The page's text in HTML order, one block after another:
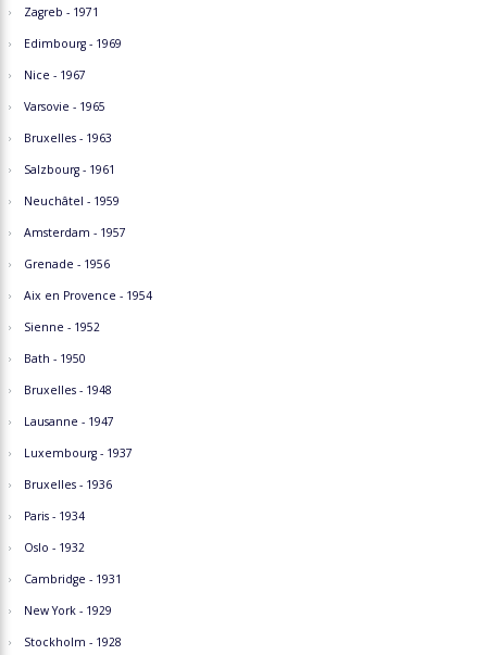
Zagreb - 1971
Edimbourg - 1969
Nice - 1967
Varsovie - 1965
Bruxelles - 1963
Salzbourg - 1961
Neuchâtel - 1959
Amsterdam - 1957
Grenade - 1956
Aix en Provence - 1954
Sienne - 1952
Bath - 1950
Bruxelles - 1948
Lausanne - 1947
Luxembourg - 1937
Bruxelles - 1936
Paris - 1934
Oslo - 1932
Cambridge - 1931
New York - 1929
Stockholm - 1928